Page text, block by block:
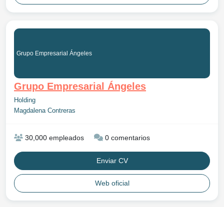
Grupo Empresarial Ángeles
Grupo Empresarial Ángeles
Holding
Magdalena Contreras
30,000 empleados 0 comentarios
Enviar CV
Web oficial